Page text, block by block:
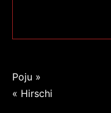
Navigation
de
Poju »
« Hirschi